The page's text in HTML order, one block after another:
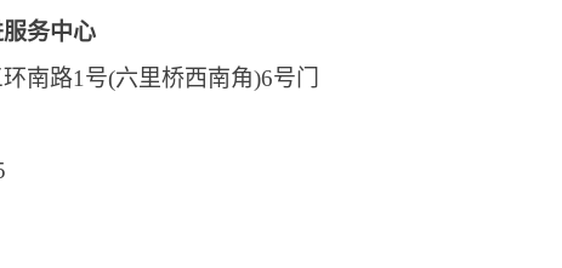
务中心
南路1号(六里桥西南角)6号门